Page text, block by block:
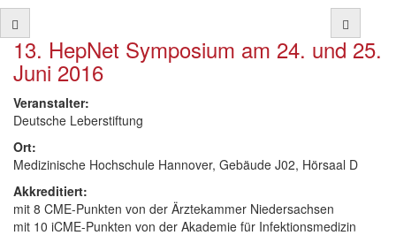
13. HepNet Symposium am 24. und 25.
Juni 2016
Veranstalter:
Deutsche Leberstiftung
Ort:
Medizinische Hochschule Hannover, Gebäude J02, Hörsaal D
Akkreditiert:
mit 8 CME-Punkten von der Ärztekammer Niedersachsen
mit 10 iCME-Punkten von der Akademie für Infektionsmedizin